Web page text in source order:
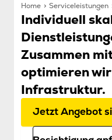
Home Serviceleistungen
Individuell
Zusammen
optimieren
Infrastruktur.
Jetzt Angebot